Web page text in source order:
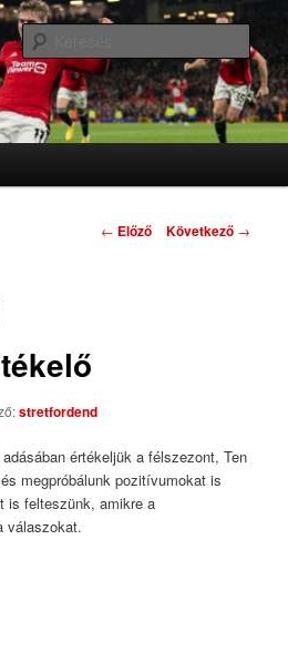
Bejegyzés navigáció
← Előző Következő →
stretfordend
értékeljük a félszezont, Ten
megpróbálunk pozitívumokat is
is felteszünk, amikre a
válaszokat.